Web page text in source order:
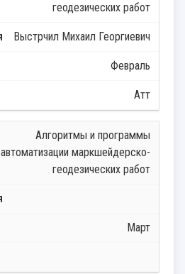
геодезических работ
Выстрчил Михаил Георгиевич
Февраль
Атт
Алгоритмы и программы
автоматизации маркшейдерско-
геодезических работ
Март